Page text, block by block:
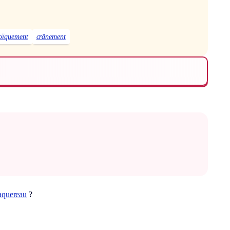
crânement
?